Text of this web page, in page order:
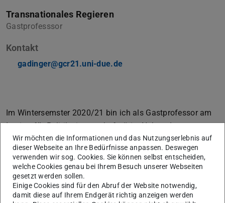
Transnationales Regieren
Gastprofesssor
Kontakt
gadinger@gcr21.uni-due.de
Im Wintersemster 2020/21 bin ich als Gastprofessor am
Institut für Politikwissenschaft tätig. Neben der
Gastprofessur arbeite ich seit 2012 als Senior Researcher
am Käte Hamburger Kolleg/Centre for Global Cooperation
Research an der Universität Duisburg-Essen. Ich leite dort
eine interdisziplinäre Forschungsgruppe zu den Themen
„Polycentric Governance“ und „Legitimation and
Wir möchten die Informationen und das Nutzungserlebnis auf
dieser Webseite an Ihre Bedürfnisse anpassen. Deswegen
verwenden wir sog. Cookies. Sie können selbst entscheiden,
welche Cookies genau bei Ihrem Besuch unserer Webseiten
gesetzt werden sollen.
Einige Cookies sind für den Abruf der Website notwendig,
damit diese auf Ihrem Endgerät richtig anzeigen werden